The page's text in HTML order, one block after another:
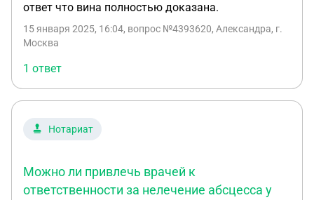
ответ что вина полностью доказана.
15 января 2025, 16:04, вопрос №4393620, Александра, г.
Москва
1 ответ
Нотариат
Можно ли привлечь врачей к
ответственности за нелечение абсцесса у